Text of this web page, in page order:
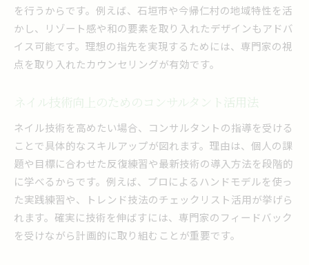
を行うからです。例えば、石垣市や今帰仁村の地域特性を活
かし、リゾート感や和の要素を取り入れたデザインもアドバ
イス可能です。理想の指先を実現するためには、専門家の視
点を取り入れたカウンセリングが有効です。
ネイル技術向上のためのコンサルタント活用法
ネイル技術を高めたい場合、コンサルタントの指導を受ける
ことで具体的なスキルアップが図れます。理由は、個人の課
題や目標に合わせた反復練習や最新技術の導入方法を段階的
に学べるからです。例えば、プロによるハンドモデルを使っ
た実践練習や、トレンド技法のチェックリスト活用が挙げら
れます。確実に技術を伸ばすには、専門家のフィードバック
を受けながら計画的に取り組むことが重要です。